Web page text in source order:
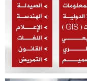
المزيد ‹
حظك اليوم الأحد 9 أغسطس 2026.. توقعات الأبراج على